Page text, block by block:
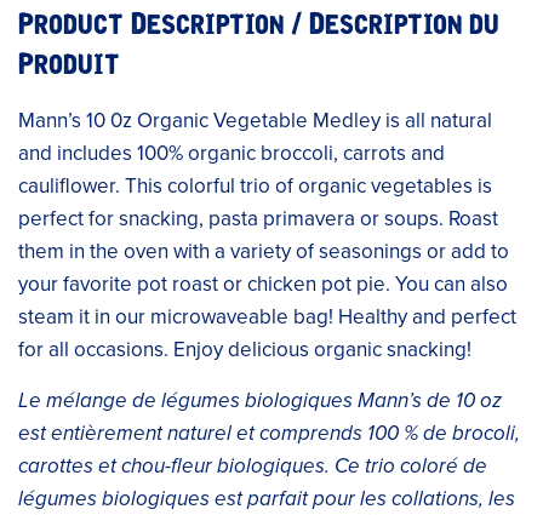
Product Description / Description du
Produit
Mann’s 10 0z Organic Vegetable Medley is all natural
and includes 100% organic broccoli, carrots and
cauliflower. This colorful trio of organic vegetables is
perfect for snacking, pasta primavera or soups. Roast
them in the oven with a variety of seasonings or add to
your favorite pot roast or chicken pot pie. You can also
steam it in our microwaveable bag! Healthy and perfect
for all occasions. Enjoy delicious organic snacking!
Le mélange de légumes biologiques Mann’s de 10 oz
est entièrement naturel et comprends 100 % de brocoli,
carottes et chou-fleur biologiques. Ce trio coloré de
légumes biologiques est parfait pour les collations, les